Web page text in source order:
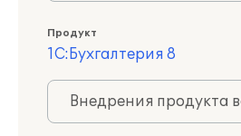
Продукт
1С:Бухгалтерия 8
Внедрения продукта